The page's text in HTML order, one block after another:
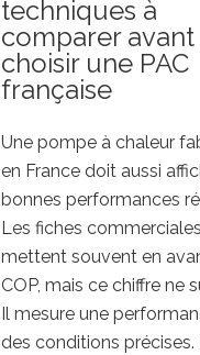
techniques à
comparer
choisir une PAC
française
Une pompe à chaleur
en France doit aussi
bonnes performances
Les fiches commerciales
mettent souvent en
COP, mais ce chiffre ne
Il mesure une
des conditions précises.